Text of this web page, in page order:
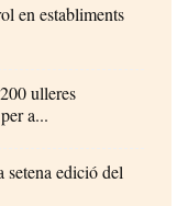
en establiments
ulleres
a...
edició del